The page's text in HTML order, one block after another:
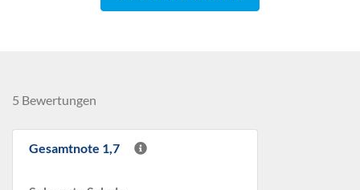
5 Bewertungen
Gesamtnote 1,7